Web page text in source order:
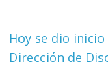
Hoy se dio
Dirección de